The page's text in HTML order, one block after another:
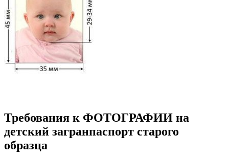
Требования к ФОТОГРАФИИ на
детский загранпаспорт старого
образца